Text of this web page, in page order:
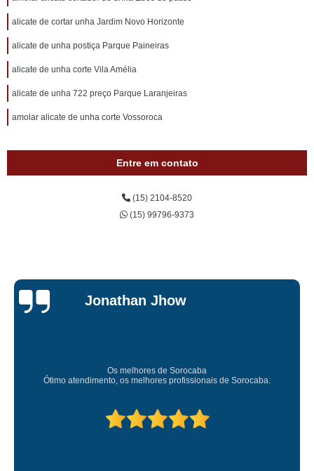
alicate de cortar unha Jardim Novo Horizonte
alicate de unha postiça Parque Paineiras
alicate de unha corte Vila Amélia
alicate de unha 722 preço Parque Laranjeiras
amolar alicate de unha corte Vossoroca
Entre em contato
(15) 2104-8520
(15) 99796-9373
Jhow
profissionais de Sorocaba.
Amei o atendimento. Preco
Deixou o meu bem